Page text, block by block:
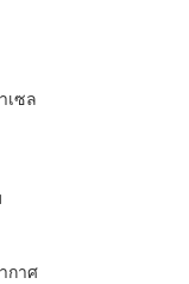
เซล
กาศ